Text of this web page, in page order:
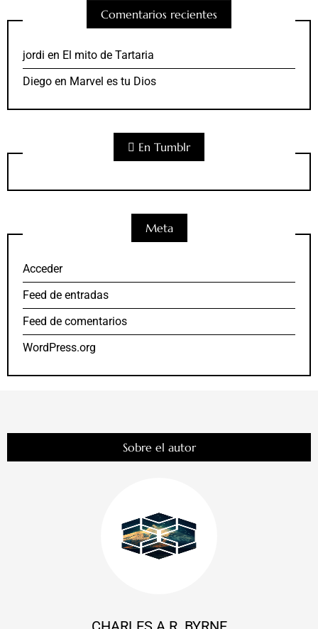
Comentarios recientes
jordi en El mito de Tartaria
Diego en Marvel es tu Dios
En Tumblr
Meta
Acceder
Feed de entradas
Feed de comentarios
WordPress.org
Sobre el autor